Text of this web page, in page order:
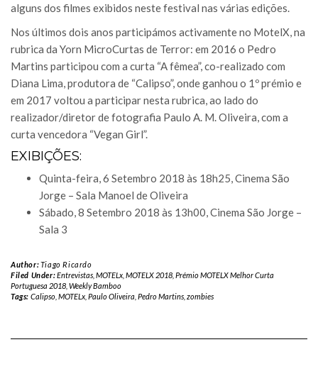
alguns dos filmes exibidos neste festival nas várias edições.
Nos últimos dois anos participámos activamente no MotelX, na
rubrica da Yorn MicroCurtas de Terror: em 2016 o Pedro
Martins participou com a curta “A fêmea”, co-realizado com
Diana Lima, produtora de “Calipso”, onde ganhou o 1º prémio e
em 2017 voltou a participar nesta rubrica, ao lado do
realizador/diretor de fotografia Paulo A. M. Oliveira, com a
curta vencedora “Vegan Girl”.
EXIBIÇÕES:
Quinta-feira, 6 Setembro 2018 às 18h25, Cinema São
Jorge – Sala Manoel de Oliveira
Sábado, 8 Setembro 2018 às 13h00, Cinema São Jorge –
Sala 3
Author:Tiago Ricardo
Filed Under:Entrevistas, MOTELx, MOTELX 2018, Prémio MOTELX Melhor Curta
Portuguesa 2018 Weekly Bamboo
Tags: Calipso, MOTELx, Paulo Oliveira Pedro Martins, zombies